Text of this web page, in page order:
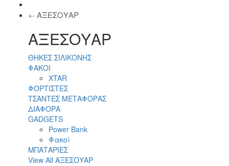
+- ΑΞΕΣΟΥΑΡ
ΑΞΕΣΟΥΑΡ
ΘΗΚΕΣ ΣΙΛΙΚΟΝΗΣ
ΦΑΚΟΙ
XTAR
ΦΟΡΤΙΣΤΕΣ
ΤΣΑΝΤΕΣ ΜΕΤΑΦΟΡΑΣ
ΔΙΑΦΟΡΑ
GADGETS
Power Bank
Φακοί
ΜΠΑΤΑΡΙΕΣ
View All ΑΞΕΣΟΥΑΡ